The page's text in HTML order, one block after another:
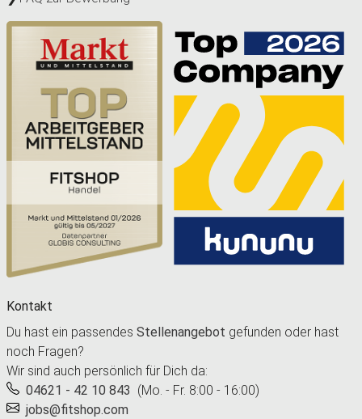
Kontakt
Du hast ein passendes Stellenangebot gefunden oder hast
noch Fragen?
Wir sind auch persönlich für Dich da:
04621 - 42 10 843 (Mo. - Fr. 8:00 - 16:00)
jobs@fitshop.com